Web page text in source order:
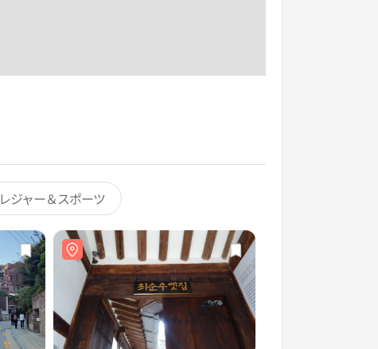
レジャー＆スポーツ